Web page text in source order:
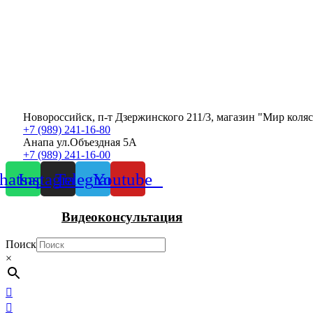
Новороссийск, п-т Дзержинского 211/3, магазин "Мир
+7 (989) 241-16-80
Анапа ул.Объездная 5А
+7 (989) 241-16-00
InstagramTelegramYoutube
Видеоконсультация
Поиск
×